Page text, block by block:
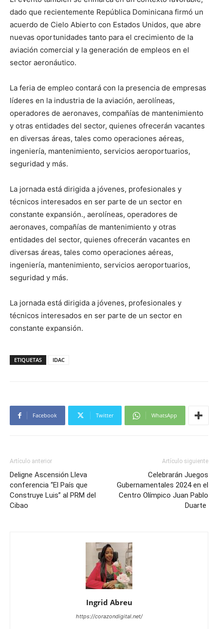
dado que recientemente República Dominicana firmó un
acuerdo de Cielo Abierto con Estados Unidos, que abre
nuevas oportunidades tanto para el crecimiento de la
aviación comercial y la generación de empleos en el
sector aeronáutico.
La feria de empleo contará con la presencia de empresas
líderes en la industria de la aviación, aerolíneas,
operadores de aeronaves, compañías de mantenimiento
y otras entidades del sector, quienes ofrecerán vacantes
en diversas áreas, tales como operaciones aéreas,
ingeniería, mantenimiento, servicios aeroportuarios,
seguridad y más.
La jornada está dirigida a jóvenes, profesionales y
técnicos interesados en ser parte de un sector en
constante expansión., aerolíneas, operadores de
aeronaves, compañías de mantenimiento y otras
entidades del sector, quienes ofrecerán vacantes en
diversas áreas, tales como operaciones aéreas,
ingeniería, mantenimiento, servicios aeroportuarios,
seguridad y más.
La jornada está dirigida a jóvenes, profesionales y
técnicos interesados en ser parte de un sector en
constante expansión.
ETIQUETAS IDAC
Facebook Twitter WhatsApp
Artículo anterior
Deligne Ascensión Lleva
conferencia “El País que
Construye Luis” al PRM del
Cibao
Artículo siguiente
Celebrarán Juegos
Gubernamentales 2024 en el
Centro Olímpico Juan Pablo
Duarte
Ingrid Abreu
https://corazondigital.net/